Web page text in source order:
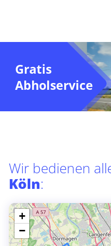
Gratis
Abholservice
Wir bedienen
Köln:
+
−